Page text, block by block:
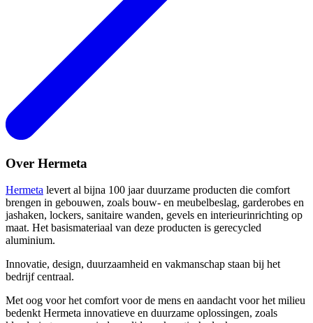
Over Hermeta
Hermeta levert al bijna 100 jaar duurzame producten die comfort
brengen in gebouwen, zoals bouw- en meubelbeslag, garderobes en
jashaken, lockers, sanitaire wanden, gevels en interieurinrichting op
maat. Het basismateriaal van deze producten is gerecycled
aluminium.
Innovatie, design, duurzaamheid en vakmanschap staan bij het
bedrijf centraal.
Met oog voor het comfort voor de mens en aandacht voor het milieu
bedenkt Hermeta innovatieve en duurzame oplossingen, zoals